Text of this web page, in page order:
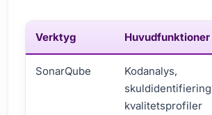
Verktyg Huvudfunktioner
SonarQube
Kodanalys,
kvalitetsprofiler